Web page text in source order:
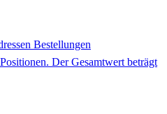
Bestellungen
Der Gesamtwert beträgt